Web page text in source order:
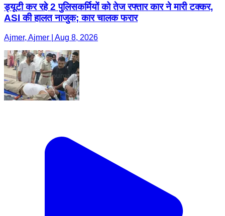
ड्यूटी कर रहे 2 पुलिसकर्मियों को तेज रफ्तार कार ने मारी टक्कर,
ASI की हालत नाजुक; कार चालक फरार
Ajmer, Ajmer | Aug 8, 2026